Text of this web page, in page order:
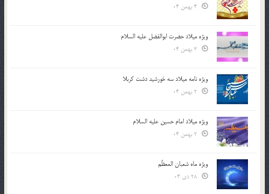
ویژه میلاد حضرت ابوالفضل علیه السلام
ویژه نامه میلاد سه خورشید دشت کربلا
ویژه میلاد امام حسین علیه السلام
ویژه ماه شعبان المعظّم